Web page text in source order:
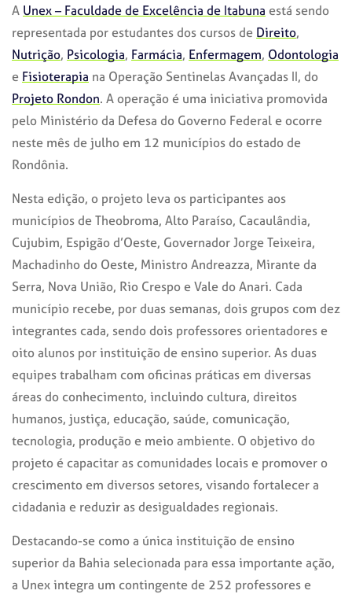
A Unex – Faculdade de Excelência de Itabuna está sendo
representada por estudantes dos cursos de Direito,
Nutrição, Psicologia, Farmácia, Enfermagem, Odontologia
e Fisioterapia na Operação Sentinelas Avançadas II, do
Projeto Rondon. A operação é uma iniciativa promovida
pelo Ministério da Defesa do Governo Federal e ocorre
neste mês de julho em 12 municípios do estado de
Rondônia.
Nesta edição, o projeto leva os participantes aos
municípios de Theobroma, Alto Paraíso, Cacaulândia,
Cujubim, Espigão d’Oeste, Governador Jorge Teixeira,
Machadinho do Oeste, Ministro Andreazza, Mirante da
Serra, Nova União, Rio Crespo e Vale do Anari. Cada
município recebe, por duas semanas, dois grupos com dez
integrantes cada, sendo dois professores orientadores e
oito alunos por instituição de ensino superior. As duas
equipes trabalham com oficinas práticas em diversas
áreas do conhecimento, incluindo cultura, direitos
humanos, justiça, educação, saúde, comunicação,
tecnologia, produção e meio ambiente. O objetivo do
projeto é capacitar as comunidades locais e promover o
crescimento em diversos setores, visando fortalecer a
cidadania e reduzir as desigualdades regionais.
Destacando-se como a única instituição de ensino
superior da Bahia selecionada para essa importante ação,
a Unex integra um contingente de 252 professores e